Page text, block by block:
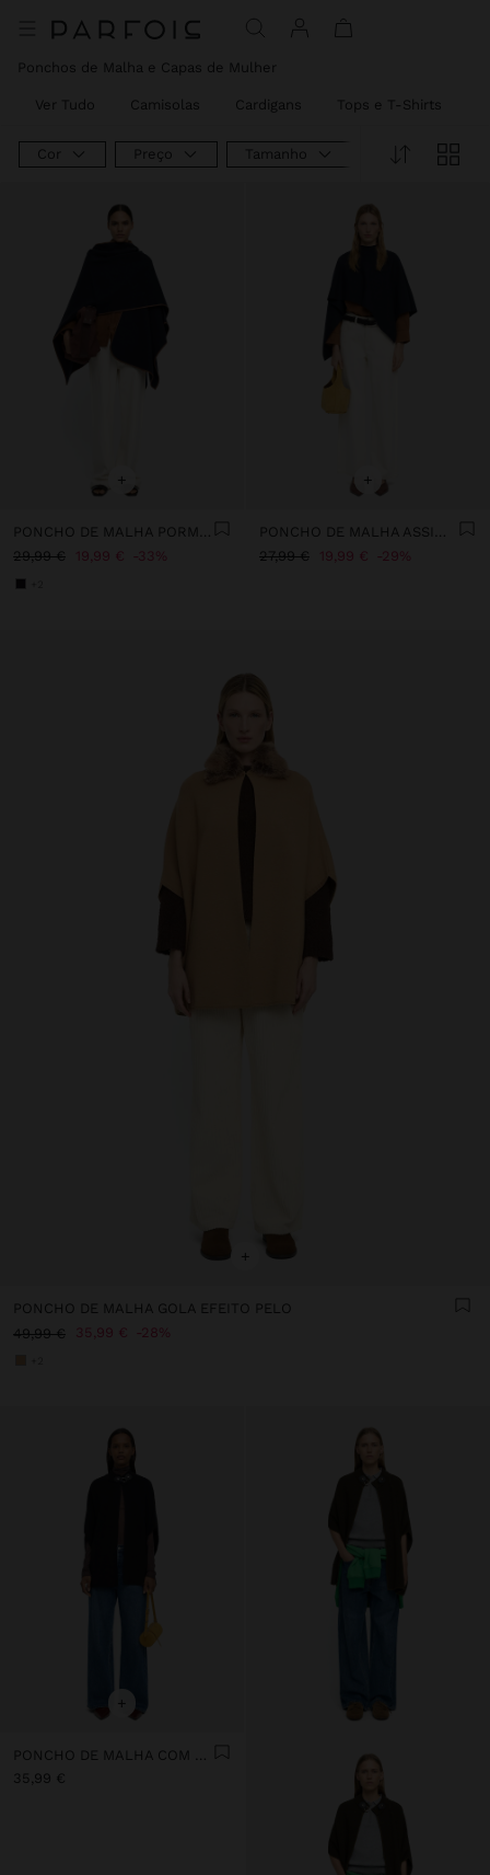
Ponchos de Malha e Capas de Mulher
Ver Tudo Camisolas Cardigans Tops e T-Shirts
Cor Preço Tamanho
+
PONCHO DE MALHA PORMENOR COSTURA
29,99 € 19,99 € 33%
+
PONCHO DE MALHA ASSIMÉTRICO
27,99 € 19,99 € 29%
+
PONCHO DE MALHA GOLA EFEITO PELO
49,99 € 35,99 € 28%
+
PONCHO DE MALHA COM GOLA ALTA
35,99 €